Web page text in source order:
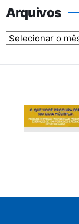
Arquivos
Arquivos